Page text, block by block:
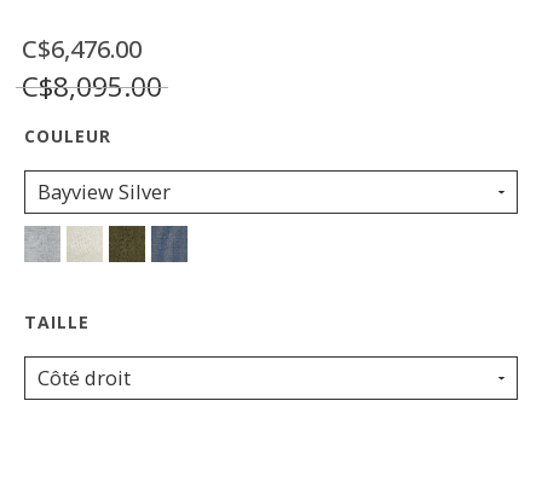
C$6,476.00
C$8,095.00
Bayview Silver
Côté droit